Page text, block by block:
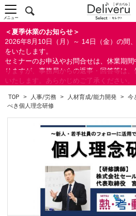
＜夏季休業のお知らせ＞
2026年8月10日（月）～ 14日（金）の間
をいたします。
セミナーのお申込やお問合せは、休業期
りますが、事務局からの返事・回答等は
いたします。あらかじめご了承ください。
ができます。
メニュー
TOP > 人事/労務 > 人材育成/能力開発 > 今
べき個人理念研修